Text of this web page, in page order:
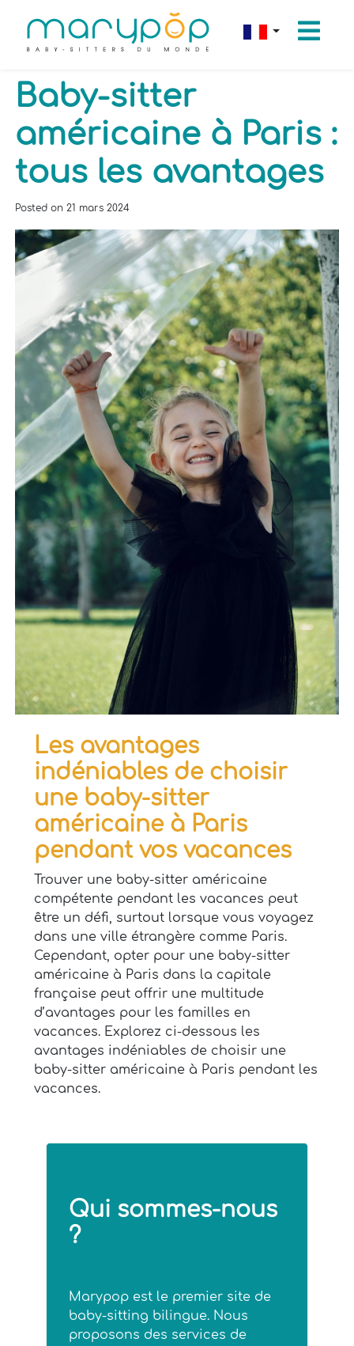
Baby-sitter
américaine à Paris :
tous les avantages
Posted on21 mars 2024
Les avantages
indéniables de choisir
une baby-sitter
américaine à Paris
pendant vos vacances
Trouver une baby-sitter américaine
compétente pendant les vacances peut
être un défi, surtout lorsque vous voyagez
dans une ville étrangère comme Paris.
Cependant, opter pour une baby-sitter
américaine à Paris dans la capitale
française peut offrir une multitude
d’avantages pour les familles en
vacances. Explorez ci-dessous les
avantages indéniables de choisir une
baby-sitter américaine à Paris pendant les
vacances.
Qui sommes-nous
?
Marypop est le premier site de
baby-sitting bilingue. Nous
proposons des services de